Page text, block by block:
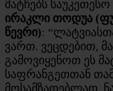
მატჩებს
ირაკლი თოდუა
წევრი):
ვართ. ვეცდებით,
გამოვიყენოთ ეს
საფრანგეთთან
მოსამზადებლად.